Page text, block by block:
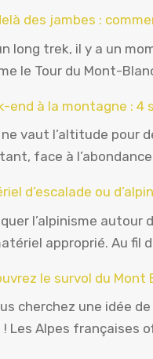
des jambes :
long trek, il y a un
le Tour du Mont-
end à la montagne : 4
ne vaut l’altitude pour
face à
d’escalade ou
l’alpinisme autour
approprié. Au fil
le survol du Mont
cherchez une idée
! Les Alpes françaises